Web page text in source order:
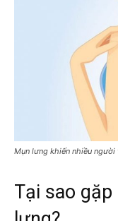
Mụn lưng khiến nhiều người
Tại sao